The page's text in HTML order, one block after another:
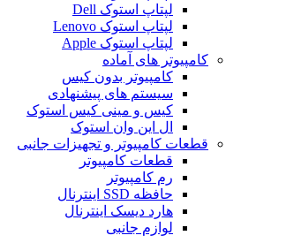
لپتاپ استوک Dell
لپتاپ استوک Lenovo
لپتاپ استوک Apple
کامپیوتر های آماده
کامپیوتر بدون کیس
سیستم های پیشنهادی
کیس و مینی کیس استوک
ال این وان استوک
قطعات کامپیوتر و تجهیزات جانبی
قطعات کامپیوتر
رم کامپیوتر
حافظه SSD اینترنال
هارد دیسک اینترنال
لوازم جانبی